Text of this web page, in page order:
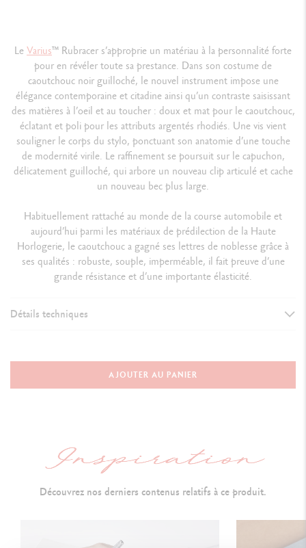
LeVarius™ Rubracer s’approprie un matériau à la personnalité forte
pour en révéler toute sa prestance. Dans son costume de
caoutchouc noir guilloché, le nouvel instrument impose une
élégance contemporaine et citadine ainsi qu’un contraste saisissant
des matières à l’oeil et au toucher : doux et mat pour le caoutchouc,
éclatant et poli pour les attributs argentés rhodiés. Une vis vient
souligner le corps du stylo, ponctuant son anatomie d’une touche
de modernité virile. Le raffinement se poursuit sur le capuchon,
délicatement guilloché, qui arbore un nouveau clip articulé et cache
un nouveau bec plus large.
Habituellement rattaché au monde de la course automobile et
aujourd’hui parmi les matériaux de prédilection de la Haute
Horlogerie, le caoutchouc a gagné ses lettres de noblesse grâce à
ses qualités : robuste, souple, imperméable, il fait preuve d’une
grande résistance et d’une importante élasticité.
Détails techniques
Longueur : 135.1 mm x Diamètre : 9.7 mm
Corps hexagonal en laiton revêtu de caoutchouc véritable
Guillochage ligné du corps et vis intégrée dans la matière
AJOUTER AU PANIER
Découvrez nos derniers contenus relatifs à ce produit.